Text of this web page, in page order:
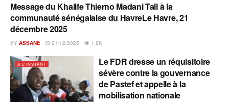
A L'INSTANT
Message du Khalife Thierno Madani Tall à la
communauté sénégalaise du HavreLe Havre, 21
décembre 2025
BY ASSANE 21/12/2025 1.8K
A L'INSTANT
Le FDR dresse un réquisitoire
sévère contre la gouvernance
de Pastef et appelle à la
mobilisation nationale